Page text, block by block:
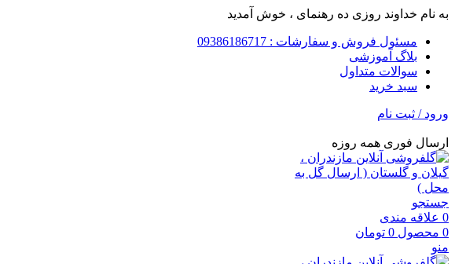
به نام خداوند روزی ده رهنمای ، خوش آمدید
مسئول فروش و سفارشات : 09386186717
بلاگ آموزشی
سوالات متداول
سبد خرید
ورود / ثبت نام
ارسال فوری همه روزه
جستجو
0 علاقه مندی
0 محصول 0 تومان
منو